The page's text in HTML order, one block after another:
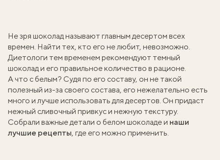
Не зря шоколад называют главным десертом всех
времен. Найти тех, кто его не любит, невозможно.
Диетологи тем временем рекомендуют темный
шоколад и его правильное количество в рационе.
А что с белым? Судя по его составу, он не такой
полезный из-за своего состава, его нежелательно есть
много и лучше использовать для десертов. Он придаст
нежный сливочный привкус и нежную текстуру.
Собрали важные детали о белом шоколаде и наши
лучшие рецепты, где его можно применить.